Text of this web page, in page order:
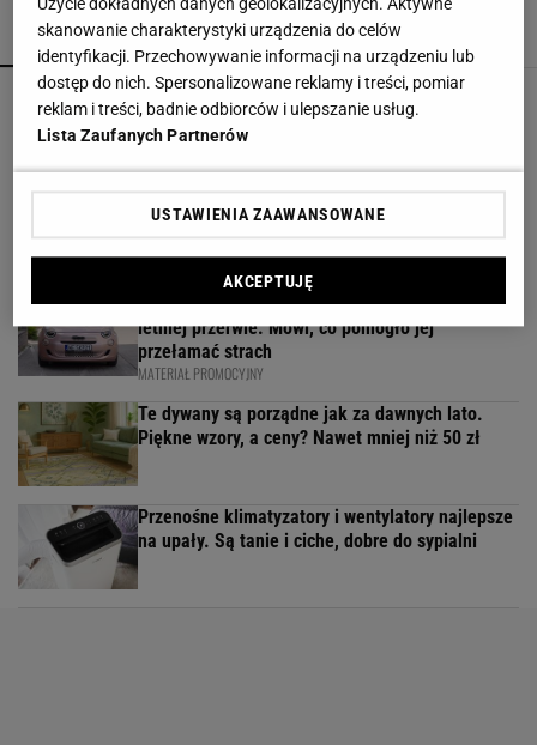
POPULARNE NAJNOWSZE
Vintage gramofony wracają do łask. Polacy na
nowo pokochali vinyle
Kompaktowa bieżnia do małego mieszkania.
Ten sprzęt mieści się pod łóżko
Wróciła do prowadzenia samochodu po 12-
letniej przerwie. Mówi, co pomogło jej
przełamać strach
MATERIAŁ PROMOCYJNY
Te dywany są porządne jak za dawnych lato.
Piękne wzory, a ceny? Nawet mniej niż 50 zł
Przenośne klimatyzatory i wentylatory najlepsze
na upały. Są tanie i ciche, dobre do sypialni
skanowanie charakterystyki urządzenia do celów
identyfikacji. Przechowywanie informacji na urządzeniu lub
dostęp do nich. Spersonalizowane reklamy i treści, pomiar
reklam i treści, badnie odbiorców i ulepszanie usług.
Lista Zaufanych Partnerów
USTAWIENIA ZAAWANSOWANE
AKCEPTUJĘ